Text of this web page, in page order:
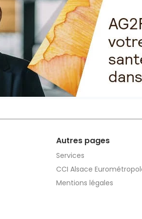
Autres pages
Services
CCI Alsace
Mentions légales